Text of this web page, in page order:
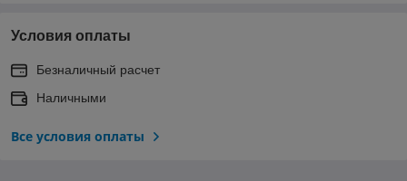
Условия оплаты
Безналичный расчет
Наличными
Все условия оплаты